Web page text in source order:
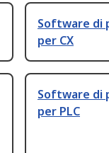
Software di
per CX
Software di
per PLC